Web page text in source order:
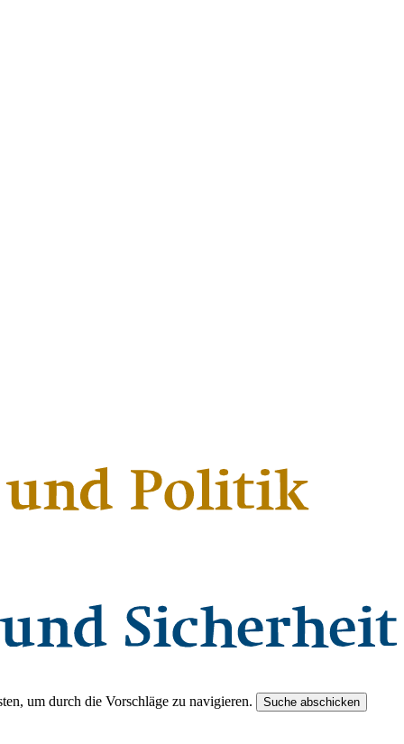
um durch die Vorschläge zu navigieren. Suche abschicken